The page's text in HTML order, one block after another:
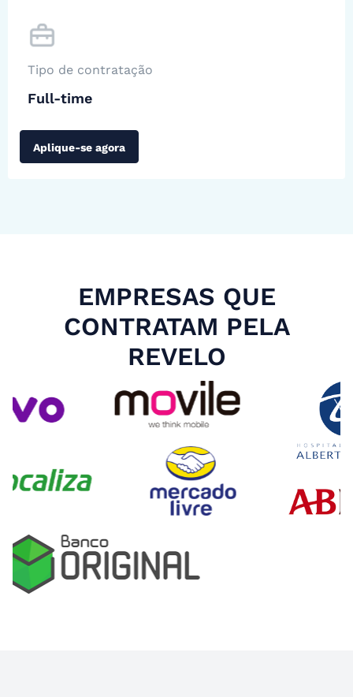
Tipo de contratação
Full-time
Aplique-se agora
EMPRESAS QUE
CONTRATAM PELA
REVELO